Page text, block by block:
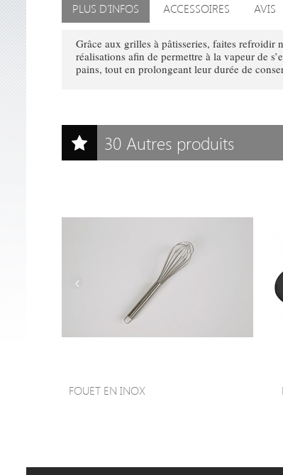
PLUS D'INFOS ACCESSOIRES AVIS
Grâce aux grilles à pâtisseries, faites refroidir
réalisations afin de permettre à la vapeur de
pains, tout en prolongeant leur durée de
30 Autres produits
FOUET EN INOX